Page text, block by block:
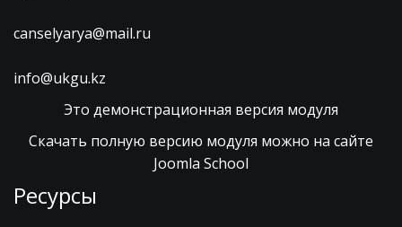
canselyarya@mail.ru
info@ukgu.kz
Это демонстрационная версия модуля
Скачать полную версию модуля можно на сайте
Joomla School
Ресурсы